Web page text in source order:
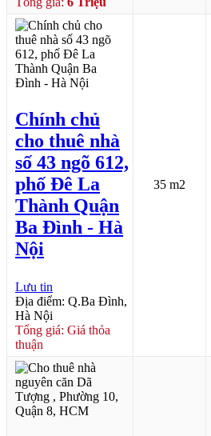
Chính chủ
cho thuê nhà
số 43 ngõ 612,
phố Đê La
Thành Quận
Ba Đình - Hà
Nội
Lưu tin
Địa điểm: Q.Ba Đình,
Hà Nội
Tổng giá: Giá thỏa
thuận
35 m2